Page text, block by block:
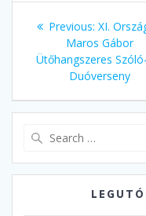
Bejegyzés
navigáció
Previous: Previous
post:
XI.
Maros Gábor
Ütőhangszeres
Duóverseny